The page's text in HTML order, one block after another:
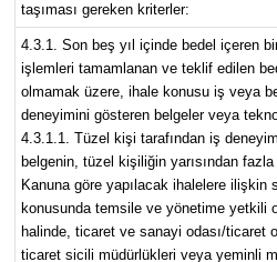
taşıması gereken kriterler:
4.3.1. Son beş yıl içinde bedel içeren
işlemleri tamamlanan ve teklif edilen
olmamak üzere, ihale konusu iş veya
deneyimini gösteren belgeler veya
4.3.1.1. Tüzel kişi tarafından iş
belgenin, tüzel kişiliğin yarısından
Kanuna göre yapılacak ihalelere ilişkin
konusunda temsile ve yönetime yetkili
halinde, ticaret ve sanayi odası/ticaret
ticaret sicili müdürlükleri veya yeminli